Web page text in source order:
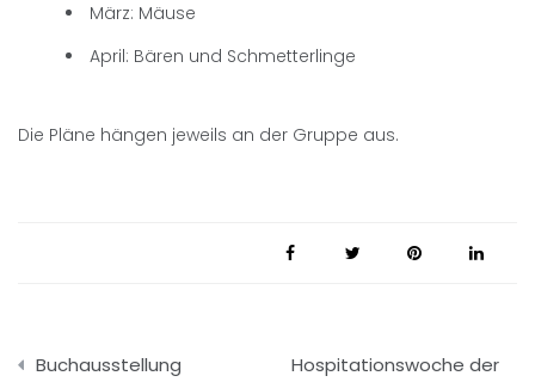
März: Mäuse
April: Bären und Schmetterlinge
Die Pläne hängen jeweils an der Gruppe aus.
Beitragsnavigation
Buchausstellung Hospitationswoche der